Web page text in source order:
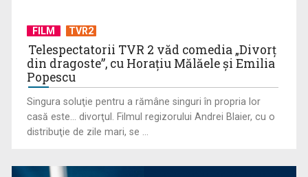
David Popovici, aur și în finala de 200 de metri liber de la
Trofeul Sette Colli
FILM TVR2
Telespectatorii TVR 2 văd comedia „Divorţ
din dragoste”, cu Horaţiu Mălăele şi Emilia
Popescu
Singura soluţie pentru a rămâne singuri în propria lor
casă este... divorţul. Filmul regizorului Andrei Blaier, cu o
distribuţie de zile mari, se ...